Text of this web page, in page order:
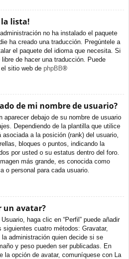
la lista!
no ha instalado el paquete
ha creado una traducción. Pregúntele a
el paquete del idioma que necesita. Si
de hacer una traducción. Puede
sitio web de phpBB®
de mi nombre de usuario?
aparecer debajo de su nombre de usuario
Dependiendo de la plantilla que utilice
a la posición (rank) del usuario,
bloques o puntos, indicando la
por usted o su estatus dentro del foro.
más grande, es conocida como
o personal para cada usuario.
un avatar?
haga clic en “Perfil” puede añadir
cuatro métodos: Gravatar,
administración quien decide si se
y peso pueden ser publicadas. En
la opción de avatar, comuníquese con La